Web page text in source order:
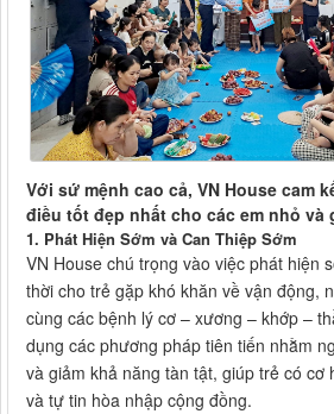
Với sứ mệnh cao cả, VN House cam
điều tốt đẹp nhất cho các em nhỏ và
1. Phát Hiện Sớm và Can Thiệp Sớm
VN House chú trọng vào việc phát hiện
thời cho trẻ gặp khó khăn về vận động,
cùng các bệnh lý cơ – xương – khớp –
dụng các phương pháp tiên tiến nhằm
và giảm khả năng tàn tật, giúp trẻ có cơ
và tự tin hòa nhập cộng đồng.